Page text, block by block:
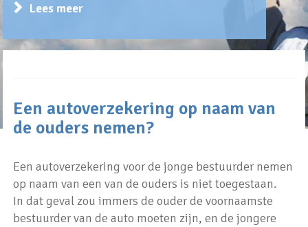
Lees meer
Een autoverzekering op naam van
de ouders nemen?
Een autoverzekering voor de jonge bestuurder nemen
op naam van een van de ouders is niet toegestaan.
In dat geval zou immers de ouder de voornaamste
bestuurder van de auto moeten zijn, en de jongere